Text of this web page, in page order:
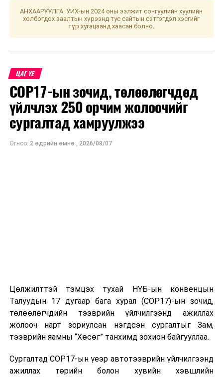
цагийн хуваарьт шилжлээ
ӨМНӨХ МЭДЭЭ
Өнөөдөр уулархаг нутгаар бороо, нойтон цас орно
АНХААРУУЛГА: УИХ-ын 2024 оны ээлжит сонгуулийн хуулийн
холбогдох заалтын хүрээнд тус сайтын сэтгэгдэл хэсгийг
түр хугацаанд хаасан болно.
ЦАГ ҮЕ
COP17-ын зочид, төлөөлөгчдөд
үйлчлэх 250 орчим жолоочийг
сургалтад хамруулжээ
Огноо: 2 өдрийн өмнө , 2026/08/07
Цөлжилттэй тэмцэх тухай НҮБ-ын конвенцын
Талуудын 17 дугаар бага хурал (COP17)-ын зочид,
төлөөлөгчдийн тээврийн үйлчилгээнд ажиллах
жолооч нарт зориулсан нэгдсэн сургалтыг Зам,
тээврийн яамны “Хөсөг” танхимд зохион байгууллаа.
Сургалтад COP17-ын үеэр автотээврийн үйлчилгээнд
ажиллах төрийн болон хувийн хэвшлийн